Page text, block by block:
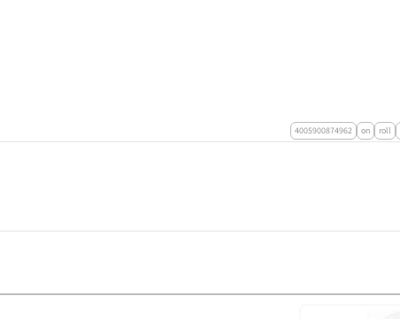
roll
on
4005900874962